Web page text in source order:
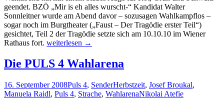
geendet. BZÖ „Mir is eh alles wurscht-“ Kandidat Walter
Sonnleitner wurde am Abend davor – sozusagen Wahlkampflos –
sogar noch im Burgtheater („Faust – Der Tragödie erster Teil“)
gesichtet, Teil 2 der Tragödie setzte sich am 10.10.10 im Wiener
Rathaus fort. Die
der
Wahl
Wir
waren
weiterlesen →
Die PULS 4 Wahlarena
16. September 2008Puls 4, SenderHerbstzeit, Josef Broukal,
Manuela Raidl, Puls 4, Strache, WahlarenaNikolai Atefie